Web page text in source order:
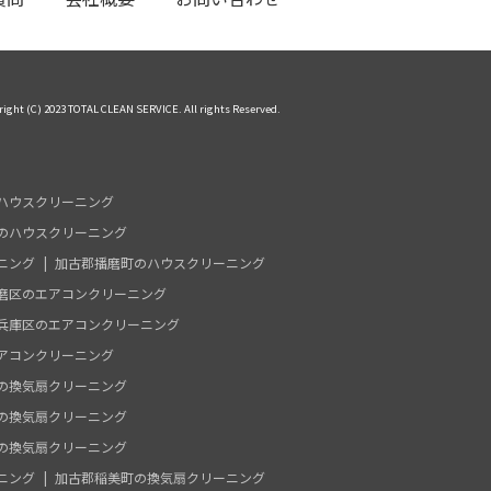
(C) 2023 TOTAL CLEAN SERVICE. All rights Reserved.
ウスクリーニング
ハウスクリーニング
ング
加古郡播磨町のハウスクリーニング
区のエアコンクリーニング
庫区のエアコンクリーニング
コンクリーニング
換気扇クリーニング
換気扇クリーニング
換気扇クリーニング
ング 加古郡稲美町の換気扇クリーニング